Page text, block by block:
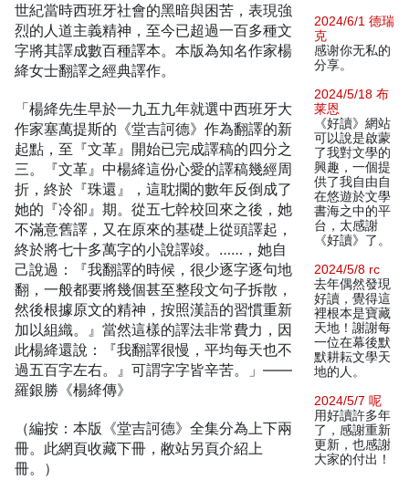
世紀當時西班牙社會的黑暗與困苦，表現強
烈的人道主義精神，至今已超過一百多種文
字將其譯成數百種譯本。本版為知名作家楊
絳女士翻譯之經典譯作。
「楊絳先生早於一九五九年就選中西班牙大
作家塞萬提斯的《堂吉訶德》作為翻譯的新
起點，至『文革』開始已完成譯稿的四分之
三。『文革』中楊絳這份心愛的譯稿幾經周
折，終於『珠還』，這耽擱的數年反倒成了
她的『冷卻』期。從五七幹校回來之後，她
不滿意舊譯，又在原來的基礎上從頭譯起，
終於將七十多萬字的小說譯竣。……，她自
己說過：『我翻譯的時候，很少逐字逐句地
翻，一般都要將幾個甚至整段文句子拆散，
然後根據原文的精神，按照漢語的習慣重新
加以組織。』當然這樣的譯法非常費力，因
此楊絳還說：『我翻譯很慢，平均每天也不
過五百字左右。』可謂字字皆辛苦。」——
羅銀勝《楊絳傳》
（編按：本版《堂吉訶德》全集分為上下兩
冊。此網頁收藏下冊，敝站另頁介紹上
冊。）
2024/6/1 德瑞
克
感谢你无私的
分享。
2024/5/18 布
莱恩
《好讀》網站
可以說是啟蒙
了我對文學的
興趣，一個提
供了我自由自
在悠遊於文學
書海之中的平
台，太感謝
《好讀》了。
2024/5/8 rc
去年偶然發現
好讀，覺得這
裡根本是寶藏
天地！謝謝每
一位在幕後默
默耕耘文學天
地的人。
2024/5/7 呢
用好讀許多年
了，感謝重新
更新，也感謝
大家的付出！